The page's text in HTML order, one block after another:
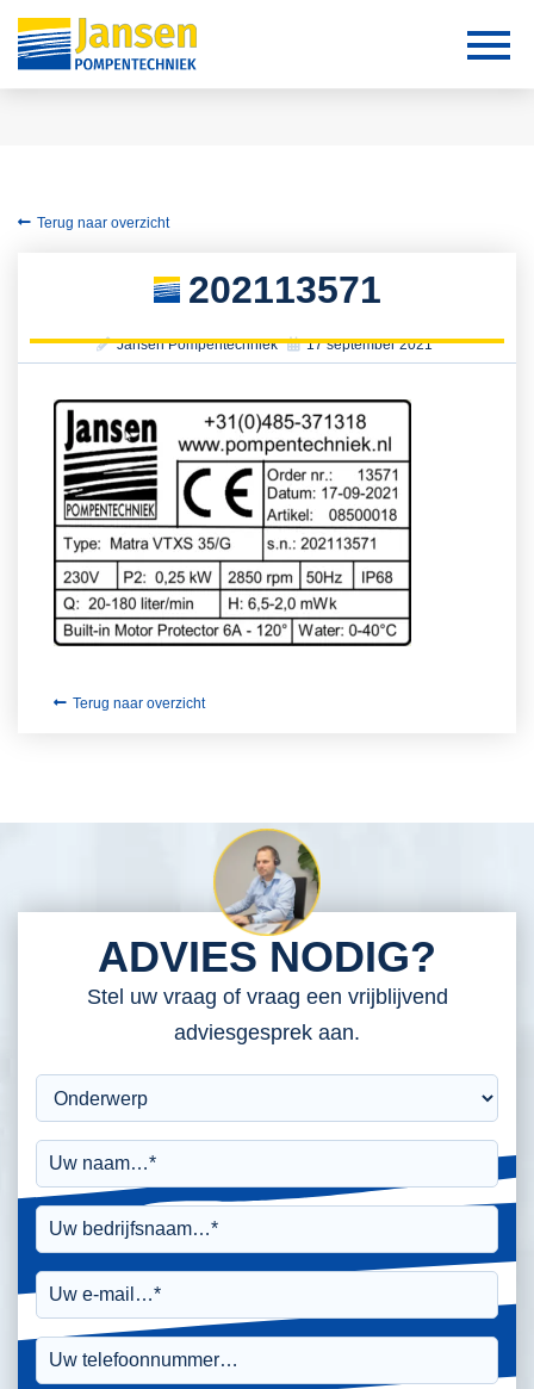
Terug naar overzicht
202113571
Jansen Pompentechniek 17 september 2021
Terug naar overzicht
ADVIES NODIG?
Stel uw vraag of vraag een vrijblijvend
adviesgesprek aan.